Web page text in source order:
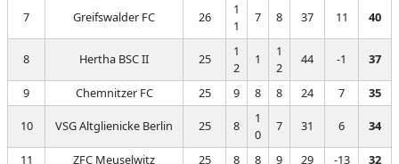
7 Greifswalder FC 26
1
1
7 8 37 11 40
8 Hertha BSC II 25
1
2
1
1
2
44 -1 37
9 Chemnitzer FC 25 9 8 8 24 7 35
10 VSG Altglienicke Berlin 25 8
1
0
7 31 6 34
11 ZFC Meuselwitz 25 8 8 9 29 -13
32